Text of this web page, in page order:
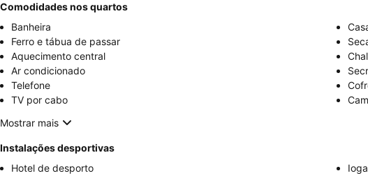
Comodidades nos quartos
Banheira
Ferro e tábua de passar
Aquecimento central
Ar condicionado
Telefone
TV por cabo
Mostrar mais
Instalações desportivas
Hotel de desporto
Ioga